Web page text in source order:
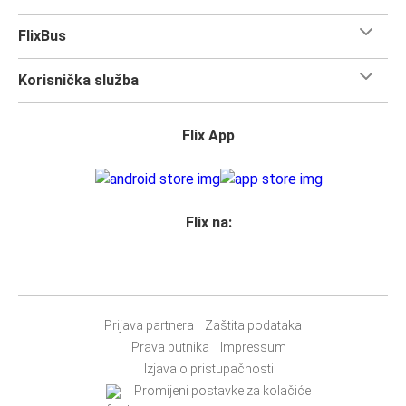
, možeš to
učiniti u trenutku rezervacije. Odaberi
prilikom kupnje karte bilo kojim od naših dostupnih načina
FlixBus
Korisnička služba
Flix App
Flix na:
Prijava partnera
Zaštita podataka
Prava putnika
Impressum
Izjava o pristupačnosti
Promijeni postavke za kolačiće